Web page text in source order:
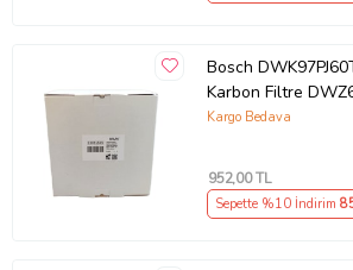
Bosch
Karbon Filtre
1Takım Bacasız
Kargo Bedava
952,00 TL
Sepette %10 İndirim